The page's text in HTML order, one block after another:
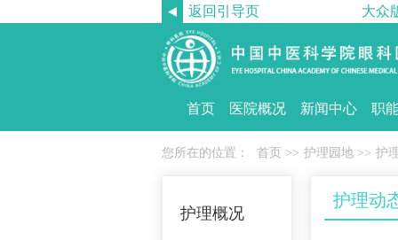
返回引导页 大众
首页 医院概况 新闻中心 职
您所在的位置： 首页 >> 护理园地 >> 护
护理概况
护理动